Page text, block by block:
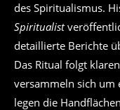
des Spiritualismus.
Spiritualist
detaillierte Berichte
Das Ritual folgt
versammeln sich um
legen die